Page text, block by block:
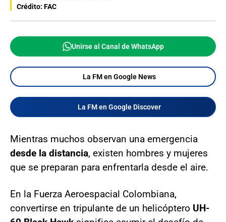
Crédito: FAC
Unirse al Canal de WhatsApp
La FM en Google News
La FM en Google Discover
Mientras muchos observan una emergencia
desde la distancia, existen hombres y mujeres
que se preparan para enfrentarla desde el aire.
En la Fuerza Aeroespacial Colombiana,
convertirse en tripulante de un helicóptero UH-